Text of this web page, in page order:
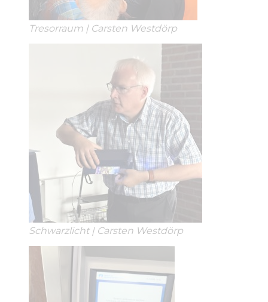
Tresorraum | Carsten Westdörp
Schwarzlicht | Carsten Westdörp